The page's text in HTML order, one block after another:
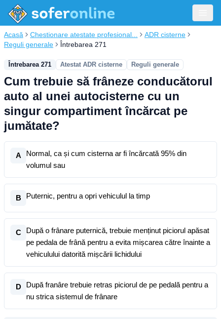
Acasă Chestionare atestate profesional...
ADR cisterne
Reguli generale
Întrebarea 271
Întrebarea 271 Atestat ADR cisterne Reguli generale
Cum trebuie să frâneze conducătorul
auto al unei autocisterne cu un
singur compartiment încărcat pe
jumătate?
A
Normal, ca și cum cisterna ar fi încărcată 95% din
volumul sau
B Puternic, pentru a opri vehiculul la timp
C
După o frânare puternică, trebuie menținut piciorul apăsat
pe pedala de frână pentru a evita mișcarea către înainte a
vehiculului datorită mișcării lichidului
D
După franâre trebuie retras piciorul de pe pedală pentru a
nu strica sistemul de frânare